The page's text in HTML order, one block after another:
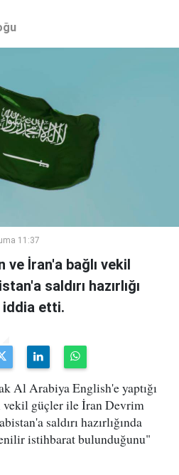
11:37
ve İran'a bağlı vekil
saldırı hazırlığı
iddia etti.
Al Arabiya English'e yaptığı
vekil güçler ile İran Devrim
saldırı hazırlığında
istihbarat bulunduğunu"